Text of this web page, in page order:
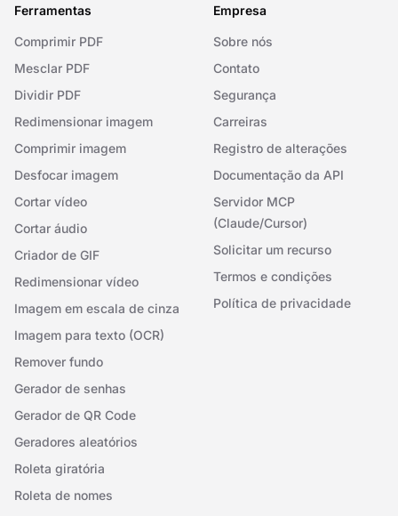
Ferramentas
Comprimir PDF
Mesclar PDF
Dividir PDF
Redimensionar imagem
Comprimir imagem
Desfocar imagem
Cortar vídeo
Cortar áudio
Criador de GIF
Redimensionar vídeo
Imagem em escala de cinza
Imagem para texto (OCR)
Remover fundo
Gerador de senhas
Gerador de QR Code
Geradores aleatórios
Roleta giratória
Roleta de nomes
Empresa
Sobre nós
Contato
Segurança
Carreiras
Registro de alterações
Documentação da API
Servidor MCP
(Claude/Cursor)
Solicitar um recurso
Termos e condições
Política de privacidade